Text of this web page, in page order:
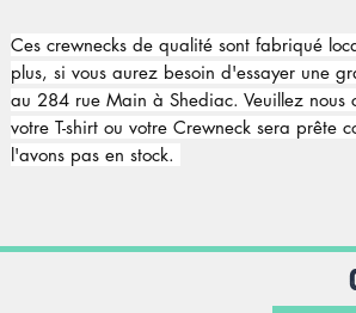
Ces crewnecks de qualité sont fabriqué
plus, si vous aurez besoin d'essayer une
au 284 rue Main à Shediac. Veuillez nous
votre T-shirt ou votre Crewneck sera prête
l'avons pas en stock.